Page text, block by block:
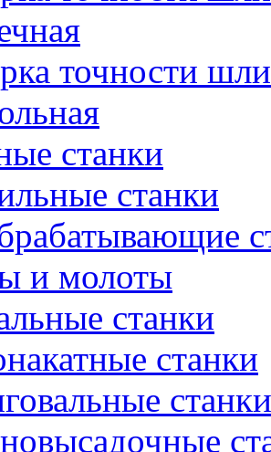
точности
станки
станки
и молоты
станки
станки
станки